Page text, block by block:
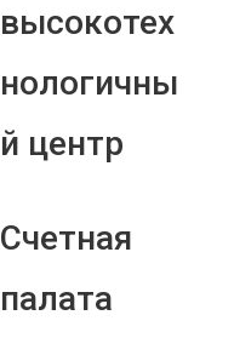
высокотех
нологичны
й центр
Счетная
палата